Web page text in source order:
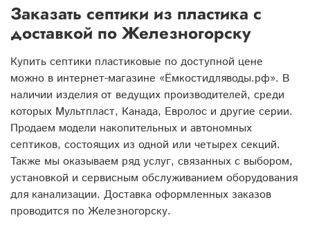
Заказать септики из пластика с
доставкой по Железногорску
Купить септики пластиковые по доступной цене
можно в интернет-магазине «Ёмкостидляводы.рф». В
наличии изделия от ведущих производителей, среди
которых Мультпласт, Канада, Евролос и другие серии.
Продаем модели накопительных и автономных
септиков, состоящих из одной или четырех секций.
Также мы оказываем ряд услуг, связанных с выбором,
установкой и сервисным обслуживанием оборудования
для канализации. Доставка оформленных заказов
проводится по Железногорску.